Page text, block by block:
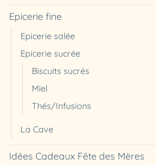
Epicerie fine
Epicerie salée
Epicerie sucrée
Biscuits sucrés
Miel
Thés/Infusions
La Cave
Idées Cadeaux Fête des Mères